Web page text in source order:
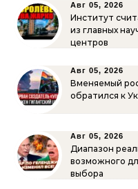
Авг 05, 2026
Институт
из главных
центров
Авг 05, 2026
Вменяемый
обратился к
Авг 05, 2026
Диапазон
возможного
выбора